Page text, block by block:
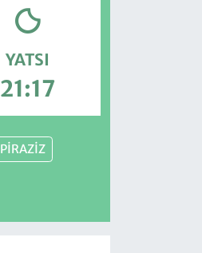
YATSI
21:17
PİRAZİZ